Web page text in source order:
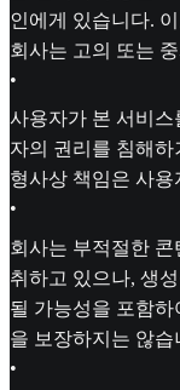
인에게 있습니다.
회사는 고의 또는
•
사용자가 본 서비
자의 권리를 침해하
형사상 책임은 사
•
회사는 부적절한
취하고 있으나, 생
될 가능성을 포함
을 보장하지는 않습
•